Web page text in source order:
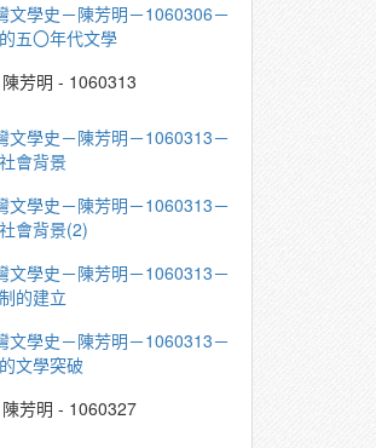
文學史－陳芳明－1060306－
五〇年代文學
芳明 - 1060313
文學史－陳芳明－1060313－
會背景
文學史－陳芳明－1060313－
會背景(2)
文學史－陳芳明－1060313－
的建立
文學史－陳芳明－1060313－
文學突破
芳明 - 1060327